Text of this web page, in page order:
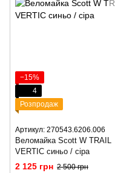
−15%
4
Розпродаж
Артикул: 270543.6206.006
Веломайка Scott W TRAIL
VERTIC синьо / сіра
2 125 грн 2 500 грн